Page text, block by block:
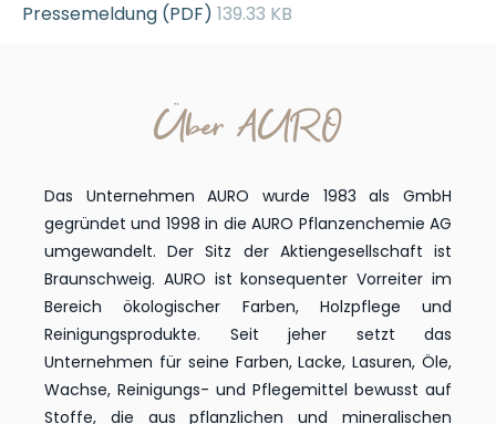
Pressemeldung (PDF) 139.33 KB
Über AURO
Das Unternehmen AURO wurde 1983 als GmbH
gegründet und 1998 in die AURO Pflanzenchemie AG
umgewandelt. Der Sitz der Aktiengesellschaft ist
Braunschweig. AURO ist konsequenter Vorreiter im
Bereich ökologischer Farben, Holzpflege und
Reinigungsprodukte. Seit jeher setzt das
Unternehmen für seine Farben, Lacke, Lasuren, Öle,
Wachse, Reinigungs- und Pflegemittel bewusst auf
Stoffe, die aus pflanzlichen und mineralischen